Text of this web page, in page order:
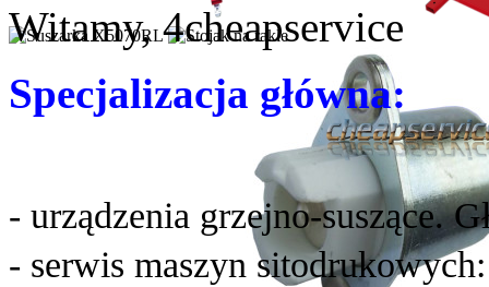
Witamy, 4cheapservice
Specjalizacja główna:
- urządzenia grzejno-suszące.
- serwis maszyn